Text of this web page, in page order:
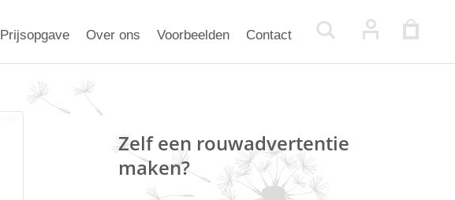
Prijsopgave Over ons Voorbeelden Contact
Zelf een rouwadvertentie
maken?